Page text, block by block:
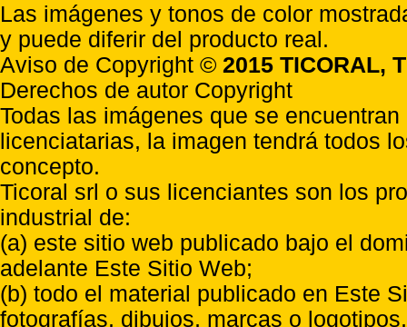
Las imágenes y tonos de color
y puede diferir del producto real.
Aviso de Copyright © 2015 TICORAL,
Derechos de autor Copyright
Todas las imágenes que se
licenciatarias, la imagen tendrá todos
concepto.
Ticoral srl o sus licenciantes son los
industrial de:
(a) este sitio web publicado bajo el
adelante Este Sitio Web;
(b) todo el material publicado en Este
fotografías, dibujos, marcas o